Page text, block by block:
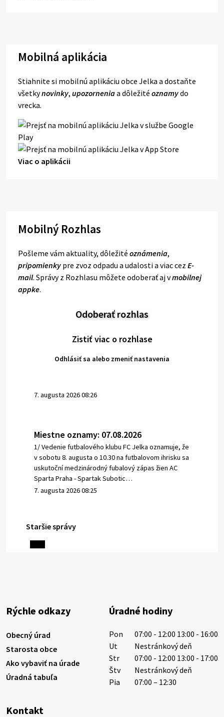
Mobilná aplikácia
Stiahnite si mobilnú aplikáciu obce Jelka a dostaňte
všetkynovinky, upozorneniaa dôležité oznamydo
vrecka.
Viac o aplikácii
Mobilný Rozhlas
Pošleme vám aktuality, dôležité oznámenia,
pripomienky pre zvoz odpadu a udalosti a viac cez E-
mail. Správy z Rozhlasu môžete odoberať aj vmobilnej
appke.
Odoberať rozhlas
Zistiť viac o rozhlase
Odhlásiť sa alebo zmeniť nastavenia
7. augusta 2026 08:26
Miestne oznamy: 07.08.2026
1/ Vedenie futbalového klubu FC Jelka oznamuje, že
v sobotu 8. augusta o 10.30 na futbalovom ihrisku sa
uskutoční medzinárodný fubalový zápas žien AC
Sparta Praha - Spartak Subotic…
7. augusta 2026 08:25
6. augusta 2026 08:13
výdatnosti vodárenských zdrojov.
Západoslovenská vodárenská spoločnosť preto
6. augusta 2026 08:12
5. augusta 2026 13:10
Staršie správy
Rýchle odkazy
Obecný úrad
Starosta obce
Ako vybaviť na úrade
Úradná tabuľa
Úradné hodiny
Pon
07:00 - 12:00 13:00 - 16:00
Ut
Nestránkový deň
Str
07:00 - 12:00 13:00 - 17:00
Štv
Nestránkový deň
Pia
07:00 – 12:30
Kontakt